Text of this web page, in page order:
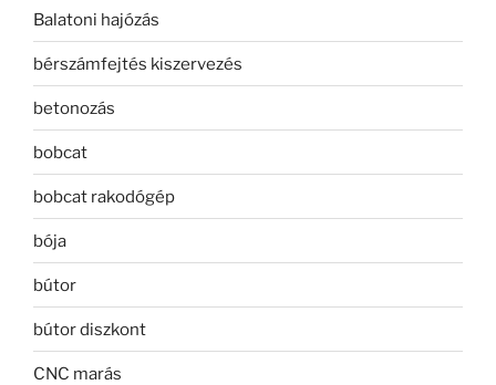
Balatoni hajózás
bérszámfejtés kiszervezés
betonozás
bobcat
bobcat rakodógép
bója
bútor
bútor diszkont
CNC marás